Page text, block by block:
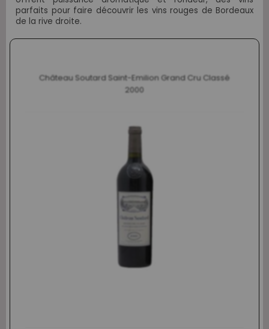
parfaits pour faire découvrir les vins rouges de Bordeaux
de la rive droite.
Château Soutard Saint-Emilion Grand Cru Classé
2000